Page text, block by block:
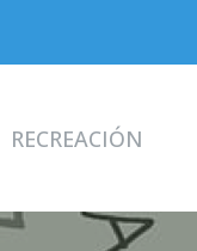
RECREACIÓN